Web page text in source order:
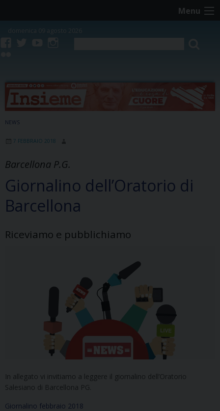
content
Menu
domenica 09 agosto 2026
NEWS
7 FEBBRAIO 2018
Barcellona P.G.
Giornalino dell’Oratorio di
Barcellona
Riceviamo e pubblichiamo
In allegato vi invitiamo a leggere il giornalino dell’Oratorio
Salesiano di Barcellona PG.
Giornalino febbraio 2018